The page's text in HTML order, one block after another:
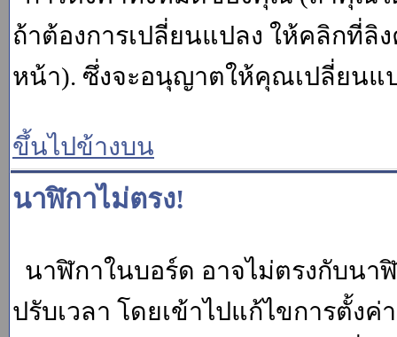
ถ้าต้องการเปลี่ยนแปลง ให้คลิกที่ลิ
หน้า). ซึ่งจะอนุญาตให้คุณเปลี่ยนแ
ขึ้นไปข้างบน
นาฬิกาไม่ตรง!
นาฬิกาในบอร์ด อาจไม่ตรงกับน
ปรับเวลา โดยเข้าไปแก้ไขการตั้ง